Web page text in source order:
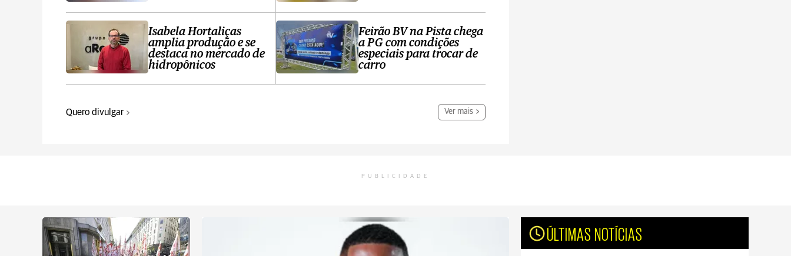
Isabela Hortaliças
amplia produção e se
destaca no mercado de
hidropônicos
Feirão BV na Pista chega
a PG com condições
especiais para trocar de
carro
Quero divulgar Ver mais
PUBLICIDADE
ÚLTIMAS NOTÍCIAS